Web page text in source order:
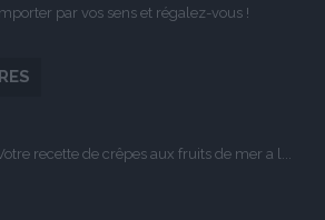
par vos sens et régalez-vous !
recette de crêpes aux fruits de mer a l...